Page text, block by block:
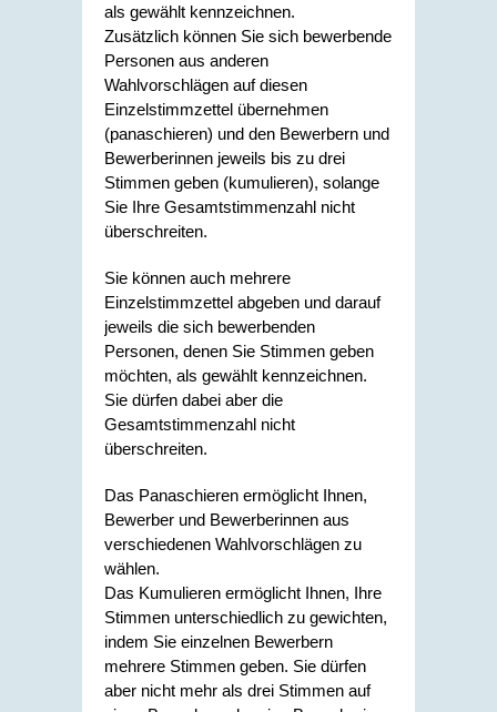
als gewählt kennzeichnen.
Zusätzlich können Sie sich bewerbende
Personen aus anderen
Wahlvorschlägen auf diesen
Einzelstimmzettel übernehmen
(panaschieren) und den Bewerbern und
Bewerberinnen jeweils bis zu drei
Stimmen geben (kumulieren), solange
Sie Ihre Gesamtstimmenzahl nicht
überschreiten.
Sie können auch mehrere
Einzelstimmzettel abgeben und darauf
jeweils die sich bewerbenden
Personen, denen Sie Stimmen geben
möchten, als gewählt kennzeichnen.
Sie dürfen dabei aber die
Gesamtstimmenzahl nicht
überschreiten.
Das Panaschieren ermöglicht Ihnen,
Bewerber und Bewerberinnen aus
verschiedenen Wahlvorschlägen zu
wählen.
Das Kumulieren ermöglicht Ihnen, Ihre
Stimmen unterschiedlich zu gewichten,
indem Sie einzelnen Bewerbern
mehrere Stimmen geben. Sie dürfen
aber nicht mehr als drei Stimmen auf